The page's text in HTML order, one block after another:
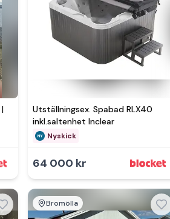
Utställningsex. Spabad RLX40
inkl.saltenhet Inclear
Nyskick
64 000 kr
Bromölla